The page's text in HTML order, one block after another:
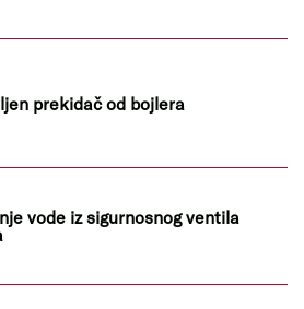
prekidač od bojlera
vode iz sigurnosnog ventila